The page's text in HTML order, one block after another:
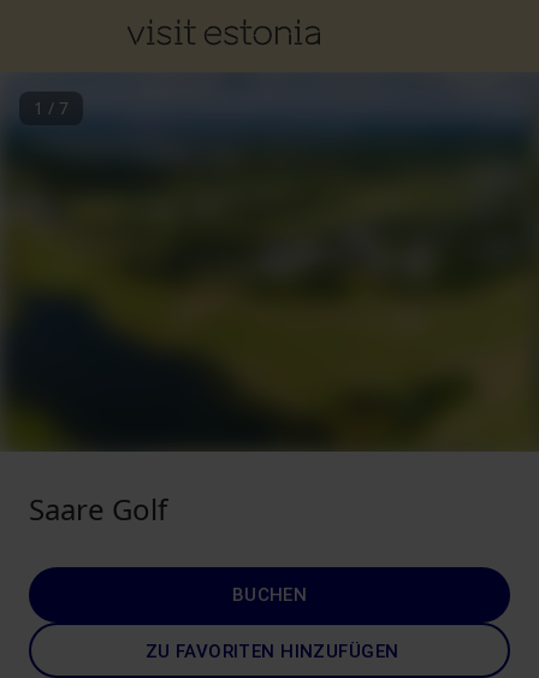
1 / 7
Saare Golf
BUCHEN
ZU FAVORITEN HINZUFÜGEN